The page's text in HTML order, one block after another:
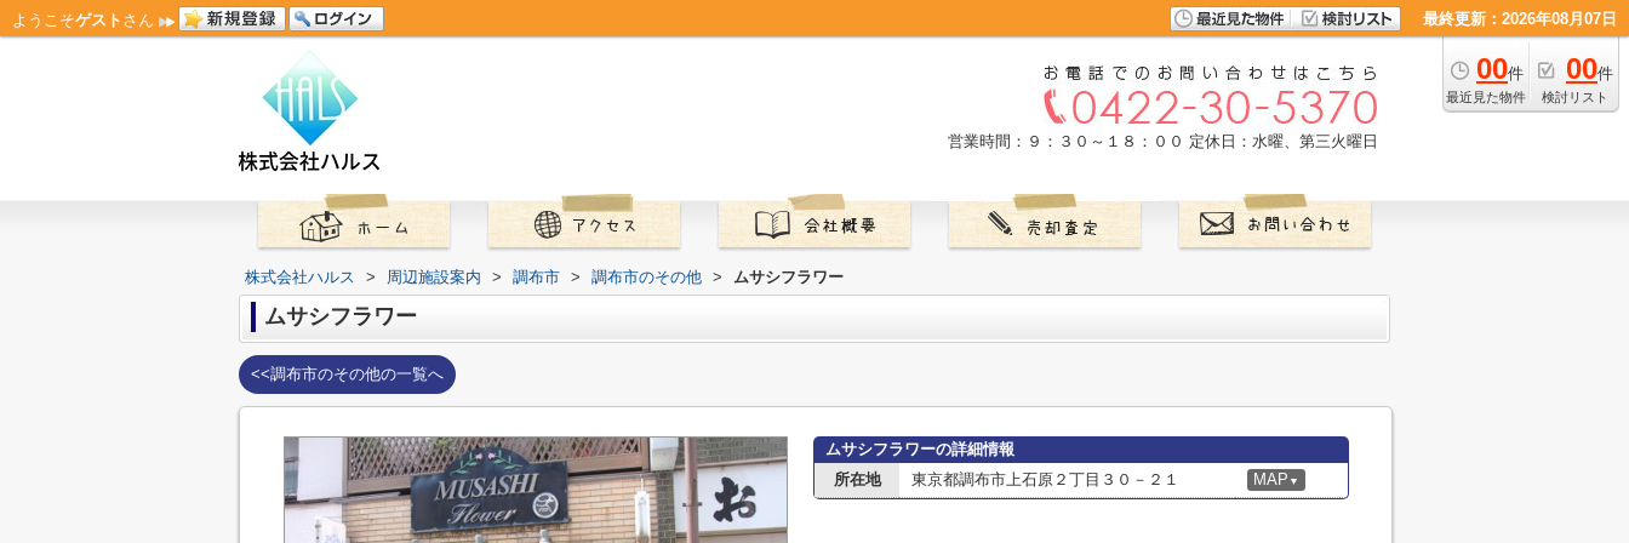
ようこそゲスト さん 最終更新：2026年08月07日
00件
最近見た物件
00件
検討リスト
営業時間：９：３０～１８：００ 定休日：水曜、第三火曜日
株式会社ハルス > 周辺施設案内 > 調布市 > 調布市のその他 > ムサシフラワー
ムサシフラワー
<<調布市のその他の一覧へ
ムサシフラワーの詳細情報
所在地
東京都調布市上石原２丁目３０－２１ MAP ▼